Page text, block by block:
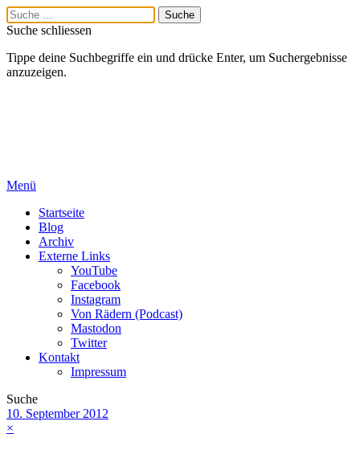
Suche schliessen
Tippe deine Suchbegriffe ein und drücke Enter, um Suchergebnisse
anzuzeigen.
Menü
Startseite
Blog
Archiv
Externe Links
YouTube
Facebook
Instagram
Von Rädern (Podcast)
Mastodon
Twitter
Kontakt
Impressum
Suche
10. September 2012
×